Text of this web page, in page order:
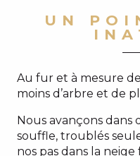
UN
Au fur et à mesure
moins d’arbre et de
Nous avançons dans
souffle, troublés
nos pas dans la neige